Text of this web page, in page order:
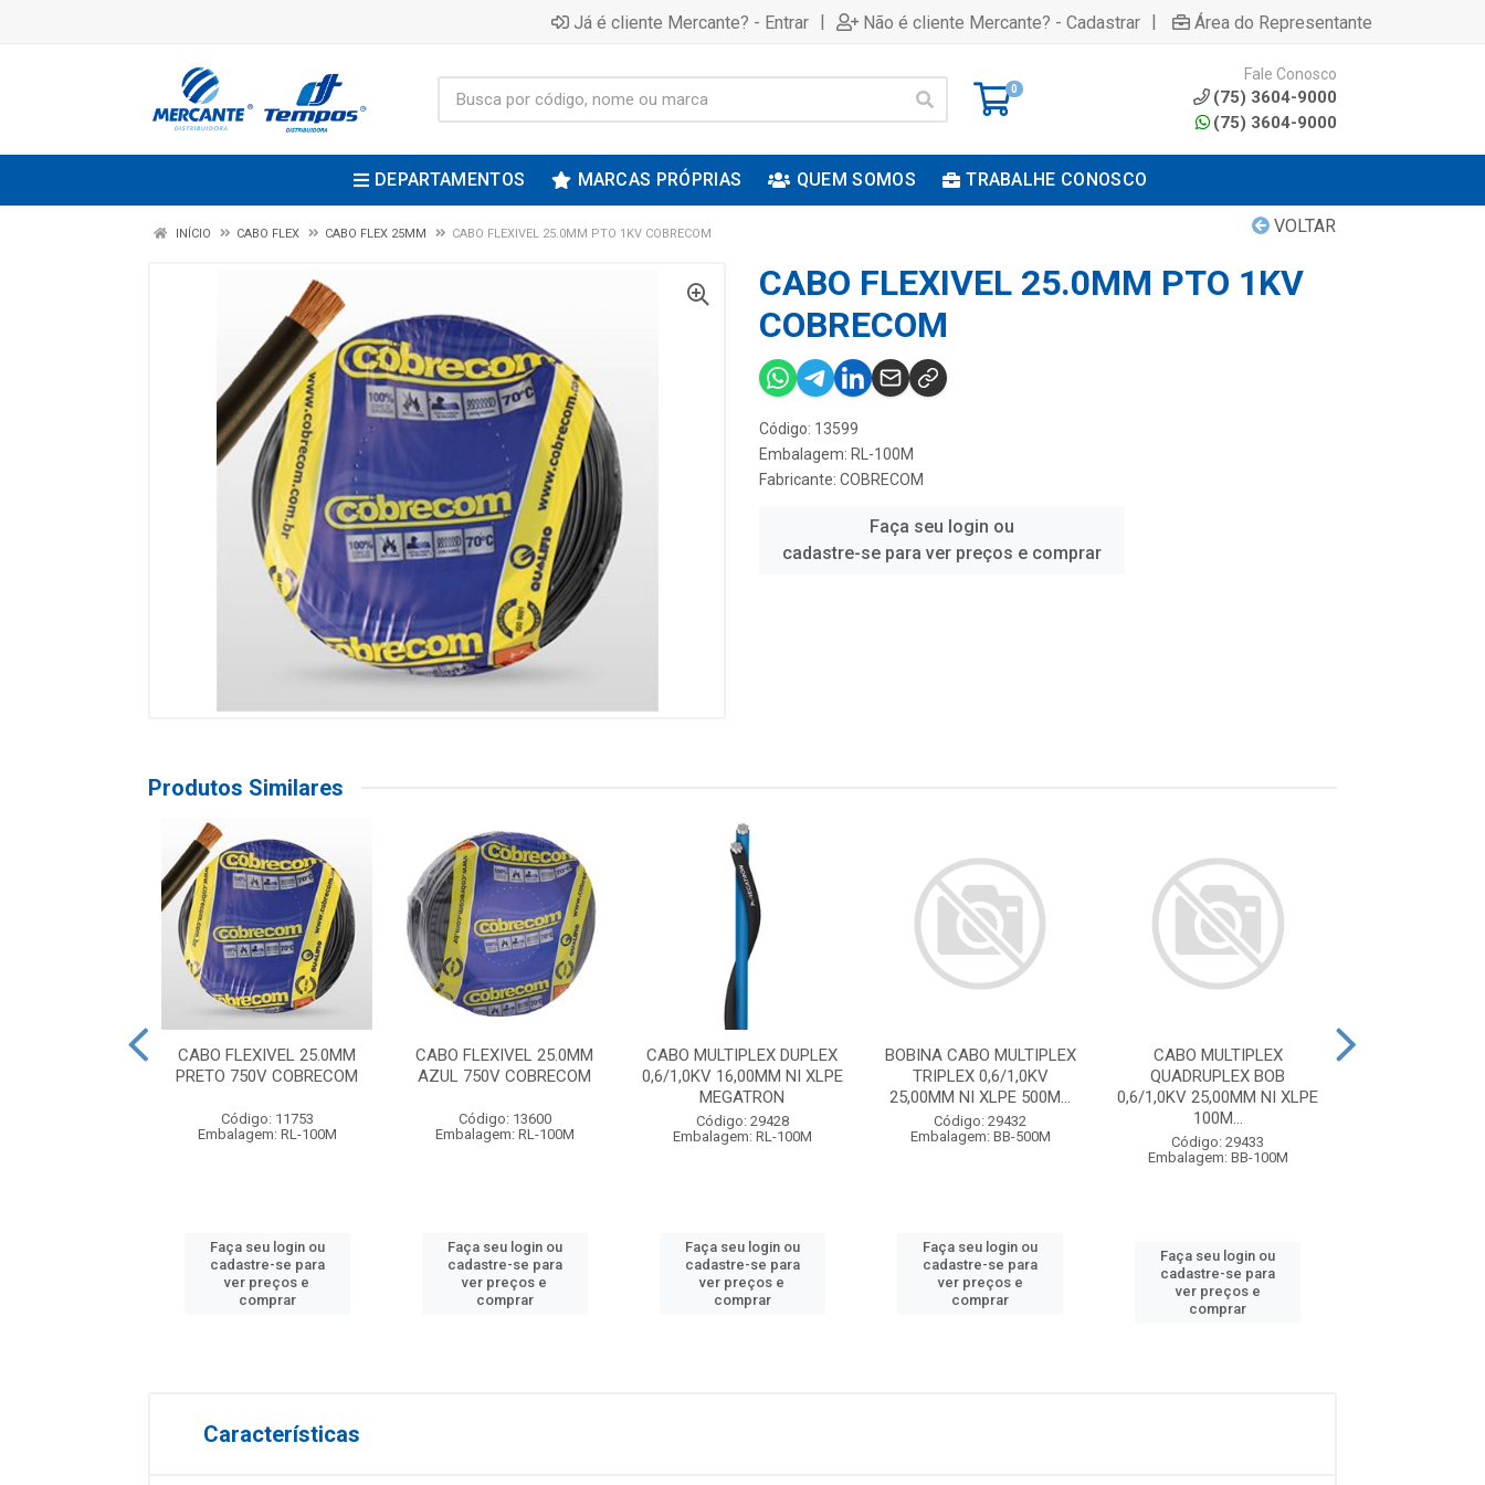
Já é cliente Mercante? - Entrar | Não é cliente Mercante? - Cadastrar | Área do Representante
0
Fale Conosco
(75) 3604-9000
(75) 3604-9000
DEPARTAMENTOS MARCAS PRÓPRIAS QUEM SOMOS TRABALHE CONOSCO
VOLTAR
INÍCIO CABO FLEX CABO FLEX 25MM CABO FLEXIVEL 25.0MM PTO 1KV COBRECOM
CABO FLEXIVEL 25.0MM PTO 1KV
COBRECOM
Código: 13599
Embalagem: RL-100M
Fabricante: COBRECOM
Faça seu login ou
cadastre-se para ver preços e comprar
Produtos Similares
CABO FLEXIVEL 25.0MM
PRETO 750V COBRECOM
Código: 11753
Embalagem: RL-100M
Faça seu login ou
cadastre-se para
ver preços e
comprar
CABO FLEXIVEL 25.0MM
AZUL 750V COBRECOM
Código: 13600
Embalagem: RL-100M
Faça seu login ou
cadastre-se para
ver preços e
comprar
CABO MULTIPLEX DUPLEX
0,6/1,0KV 16,00MM NI XLPE
MEGATRON
Código: 29428
Embalagem: RL-100M
Faça seu login ou
cadastre-se para
ver preços e
comprar
BOBINA CABO MULTIPLEX
TRIPLEX 0,6/1,0KV
25,00MM NI XLPE 500M...
Código: 29432
Embalagem: BB-500M
Faça seu login ou
cadastre-se para
ver preços e
comprar
CABO MULTIPLEX
QUADRUPLEX BOB
0,6/1,0KV 25,00MM NI XLPE
100M...
Código: 29433
Embalagem: BB-100M
Faça seu login ou
cadastre-se para
ver preços e
comprar
Características